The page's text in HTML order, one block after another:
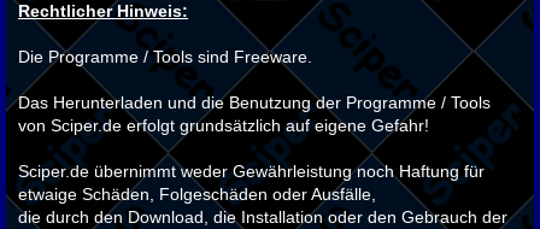
Rechtlicher Hinweis:
Die Programme / Tools sind Freeware.
Das Herunterladen und die Benutzung der Programme / Tools
von Sciper.de erfolgt grundsätzlich auf eigene Gefahr!
Sciper.de übernimmt weder Gewährleistung noch Haftung für
etwaige Schäden, Folgeschäden oder Ausfälle,
die durch den Download, die Installation oder den Gebrauch der